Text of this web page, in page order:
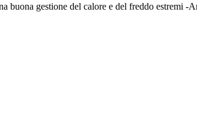
buona gestione del calore e del freddo